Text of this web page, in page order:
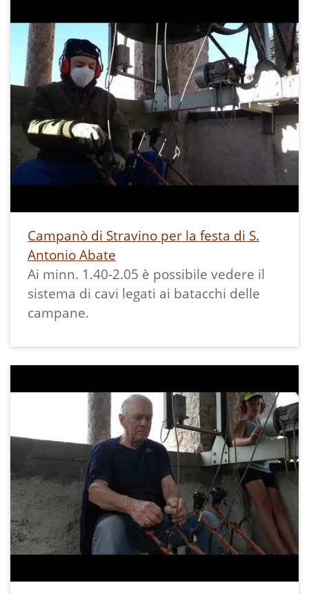
lettori? Eppure, nonostante queste
dichiarazioni ormai superate per l'epoca,
questo sacerdote, una volta tornato con
i piedi per terra e sceso dal suo pulpito,
paradossalmente si fece sempre
portavoce della causa dei deboli e degli
esclusi. Si fece paladino di tutti gli
emarginati: disertori da entrambi i fronti
durante la guerra, vagabondi braccati,
stranieri del villaggio che prontamente
sposava con gente del posto e,
soprattutto, ragazze madri!
Le mura della vecchia chiesa risuonano
ancora della sua indignazione contro le
"tombe imbiancate" che condannavano
irrevocabilmente queste giovanissime
madri, queste "peccatrici" che
che toccavano.
Per tutta la vita, Don Tecchiolli suonò le
campane dei ricchi, dei notabili e del
vescovado, chiedendo aiuto per le sue
protette e i loro bambini. Arrivò persino
a concedere alla levatrice di Ranzo le
due stanze più belle della canonica
perché potesse accogliere queste
Campanò di Stravino per la festa di S.
Antonio Abate
Ai minn. 1.40-2.05 è possibile vedere il
sistema di cavi legati ai batacchi delle
campane.
Come per il